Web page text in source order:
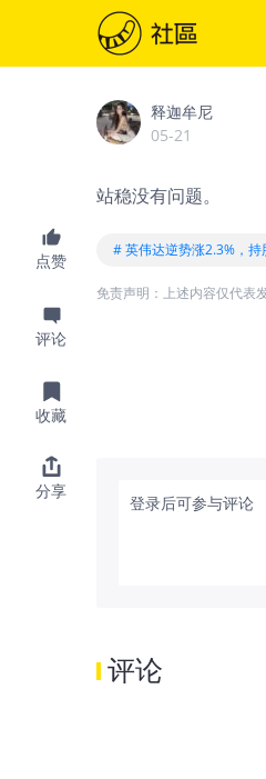
点赞
评论
收藏
分享
释迦牟尼
05-21
站稳没有问题。
# 英伟达逆势涨2.3%，
免责声明：上述内容仅代表
登录后可参与评论
评论